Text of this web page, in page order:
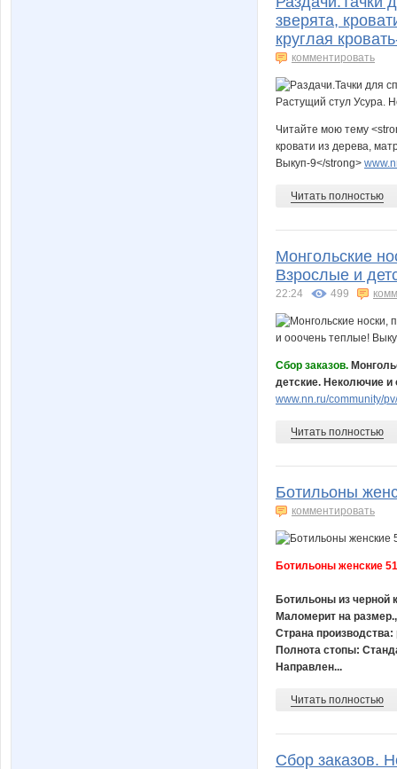
зверята,
круглая
комментировать
Читайте мою тему
кровати из дерева,
Выкуп-9</strong>
Читать полностью
Монгольские
Взрослые и
22:24 499
Cбор заказов.
детские. Неколючие
www.nn.ru/community/
Читать полностью
Ботильоны
комментировать
Ботильоны женские
Ботильоны из черной
Маломерит на
Страна производства:
Полнота стопы:
Направлен...
Читать полностью
Сбор заказов.